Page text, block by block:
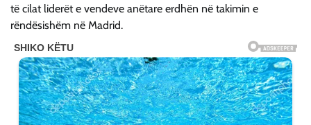
të cilat liderët e vendeve anëtare erdhën në takimin e
rëndësishëm në Madrid.